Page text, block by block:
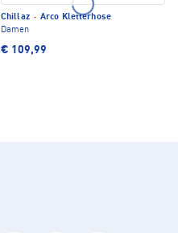
Chillaz · Arco Kletterhose
Damen
€ 109,99